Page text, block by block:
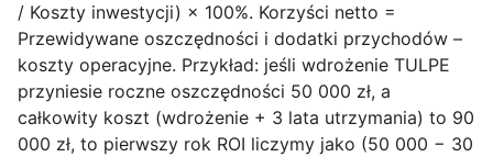
/ Koszty inwestycji) × 100%. Korzyści netto =
Przewidywane oszczędności i dodatki przychodów –
koszty operacyjne. Przykład: jeśli wdrożenie TULPE
przyniesie roczne oszczędności 50 000 zł, a
całkowity koszt (wdrożenie + 3 lata utrzymania) to 90
000 zł, to pierwszy rok ROI liczymy jako (50 000 − 30